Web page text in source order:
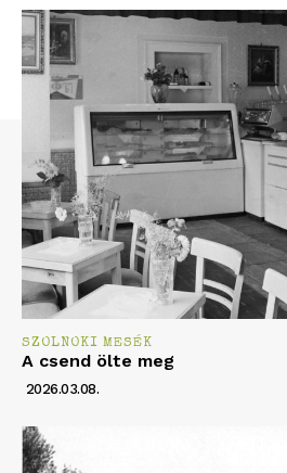
SZOLNOKI MESÉK
A csend ölte meg
2026.03.08.